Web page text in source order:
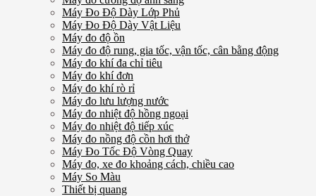
Máy Đo Độ Dày Lớp Phủ
Máy Đo Độ Dày Vật Liệu
Máy đo độ ồn
Máy đo độ rung, gia tốc, vận tốc, cân bằng động
Máy đo khí đa chỉ tiêu
Máy đo khí đơn
Máy đo khí rò rỉ
Máy đo lưu lượng nước
Máy đo nhiệt độ hồng ngoại
Máy đo nhiệt độ tiếp xúc
Máy đo nồng độ cồn hơi thở
Máy Đo Tốc Độ Vòng Quay
Máy đo, xe đo khoảng cách, chiều cao
Máy So Màu
Thiết bị quang